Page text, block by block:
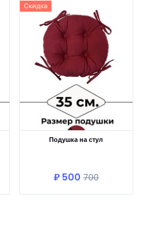
Скидка
Подушка на стул
₽ 500 700